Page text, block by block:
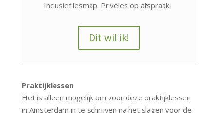
Inclusief lesmap. Privéles op afspraak.
Dit wil ik!
Praktijklessen
Het is alleen mogelijk om voor deze praktijklessen
in Amsterdam in te schrijven na het slagen voor de